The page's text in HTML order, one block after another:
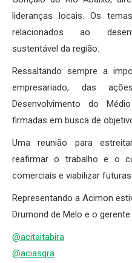
lideranças locais. Os
relacionados ao
sustentável da região.
Ressaltando sempre a
empresariado, das
Desenvolvimento do
firmadas em busca de
Uma reunião para
reafirmar o trabalho e o
comerciais e viabilizar futuras
Representando a Acimon
Drumond de Melo e o
@acitaitabira
@aciasgra